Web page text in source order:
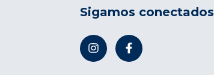
Sigamos conectados